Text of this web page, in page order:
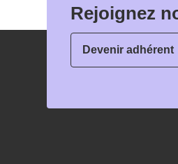
Rejoignez
Devenir adhérent